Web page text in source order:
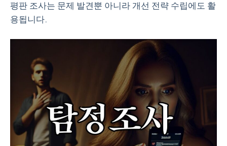
평판 조사는 문제 발견뿐 아니라 개선 전략 수립에도 활
용됩니다.